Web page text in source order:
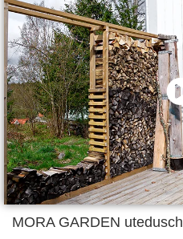
MORA GARDEN utedusch